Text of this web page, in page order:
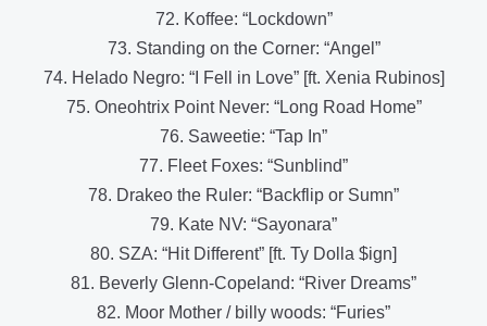
72. Koffee: “Lockdown”
73. Standing on the Corner: “Angel”
74. Helado Negro: “I Fell in Love” [ft. Xenia Rubinos]
75. Oneohtrix Point Never: “Long Road Home”
76. Saweetie: “Tap In”
77. Fleet Foxes: “Sunblind”
78. Drakeo the Ruler: “Backflip or Sumn”
79. Kate NV: “Sayonara”
80. SZA: “Hit Different” [ft. Ty Dolla $ign]
81. Beverly Glenn-Copeland: “River Dreams”
82. Moor Mother / billy woods: “Furies”